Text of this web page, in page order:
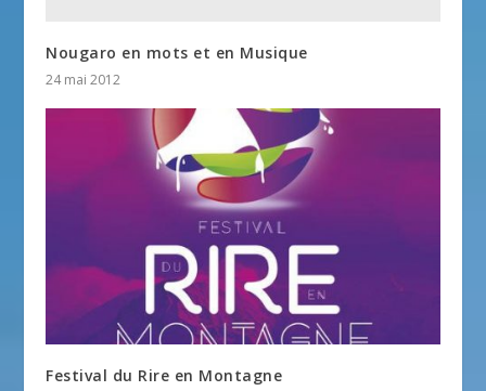
Nougaro en mots et en Musique
24 mai 2012
Festival du Rire en Montagne